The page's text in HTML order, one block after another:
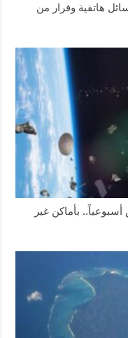
هاتفية وفرار من
بأماكن غير